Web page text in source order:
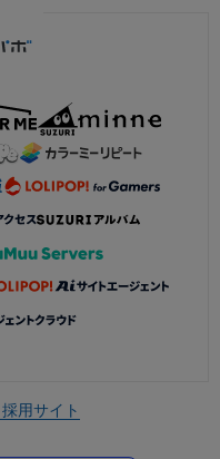
採用サイト